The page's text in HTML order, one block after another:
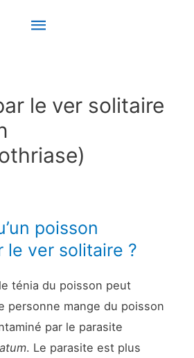
Menu
le ver solitaire
poisson
le ver solitaire ?
ténia du poisson peut
personne mange du poisson
par le parasite
. Le parasite est plus